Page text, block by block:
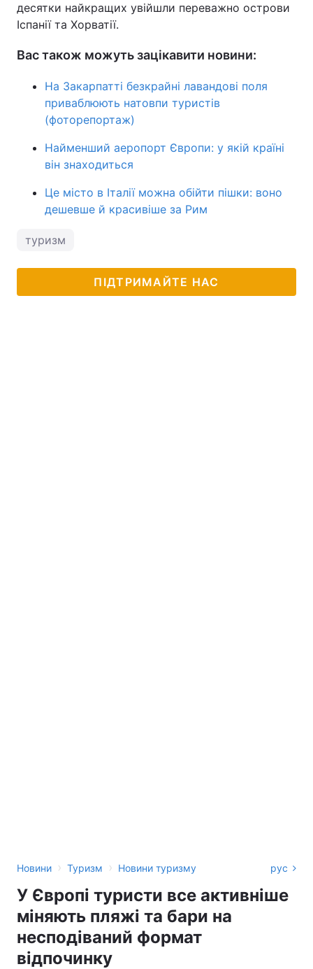
десятки найкращих увійшли переважно острови
Іспанії та Хорватії.
Вас також можуть зацікавити новини:
На Закарпатті безкрайні лавандові поля
приваблюють натовпи туристів
(фоторепортаж)
Найменший аеропорт Європи: у якій країні
він знаходиться
Це місто в Італії можна обійти пішки: воно
дешевше й красивіше за Рим
туризм
ПІДТРИМАЙТЕ НАС
Новини › Туризм › Новини туризму рус
У Європі туристи все активніше
міняють пляжі та бари на
несподіваний формат
відпочинку